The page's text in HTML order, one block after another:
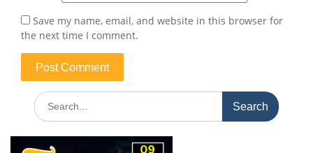
Save my name, email, and website in this browser for
the next time I comment.